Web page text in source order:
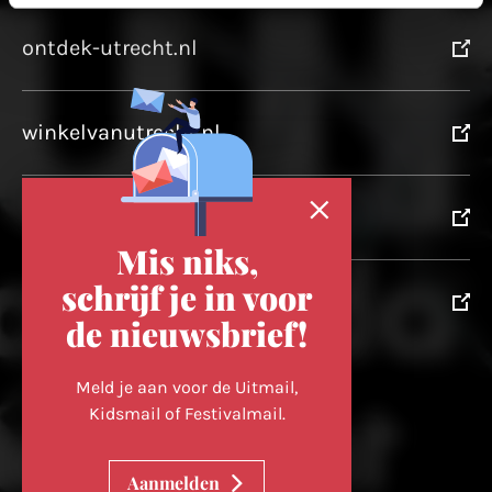
ontdek-utrecht.nl
winkelvanutrecht.nl
utrechtpartners.nl
Volg ons op
Mis niks,
schrijf je in voor
de nieuwsbrief!
Meld je aan voor de Uitmail,
Kidsmail of Festivalmail.
Aanmelden